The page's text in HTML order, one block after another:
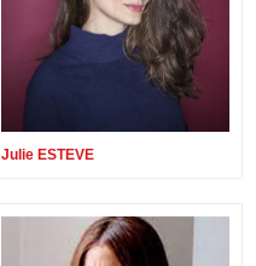
Julie ESTEVE